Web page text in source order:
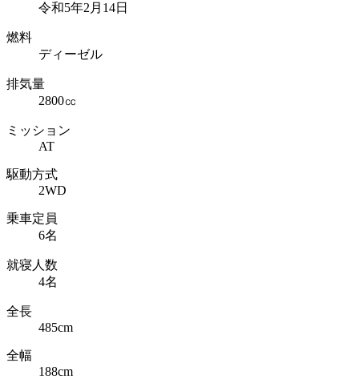
令和5年2月14日
燃料
ディーゼル
排気量
2800㏄
ミッション
AT
駆動方式
2WD
乗車定員
6名
就寝人数
4名
全長
485cm
全幅
188cm